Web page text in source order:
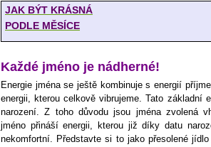
JAK BÝT KRÁSNÁ
PODLE MĚSÍCE
Každé jméno je nádherné!
Energie jména se ještě kombinuje s energií
energii, kterou celkově vibrujeme. Tato základní
narození. Z toho důvodu jsou jména zvolená
jméno přináší energii, kterou již díky datu
nekomfortní. Představte si to jako přesolené